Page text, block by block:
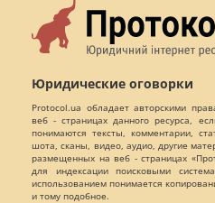
Юридические оговорки
Protocol.ua обладает авторскими
веб - страницах данного ресурса,
понимаются тексты, комментарии,
шота, сканы, видео, аудио, другие
размещенных на веб - страницах
для индексации поисковыми
использованием понимается
и тому подобное.